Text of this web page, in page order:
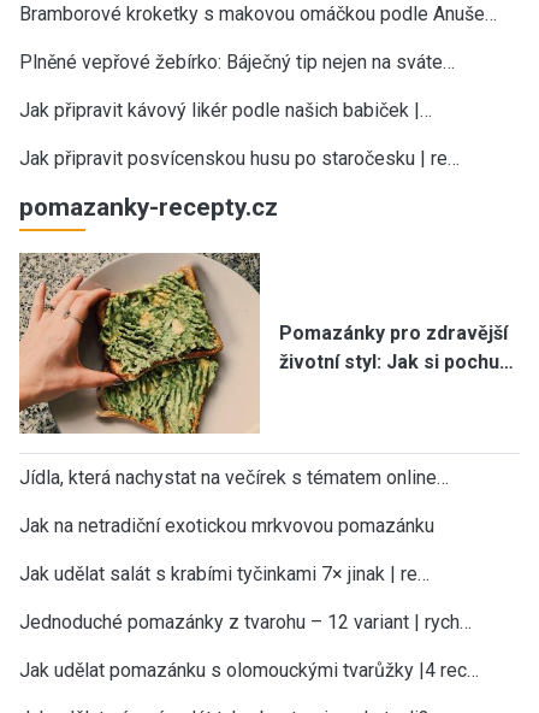
Bramborové kroketky s makovou omáčkou podle Anuše…
Plněné vepřové žebírko: Báječný tip nejen na sváte…
Jak připravit kávový likér podle našich babiček |…
Jak připravit posvícenskou husu po staročesku | re…
pomazanky-recepty.cz
Pomazánky pro zdravější
životní styl: Jak si pochu…
Jídla, která nachystat na večírek s tématem online…
Jak na netradiční exotickou mrkvovou pomazánku
Jak udělat salát s krabími tyčinkami 7× jinak | re…
Jednoduché pomazánky z tvarohu – 12 variant | rych…
Jak udělat pomazánku s olomouckými tvarůžky |4 rec…